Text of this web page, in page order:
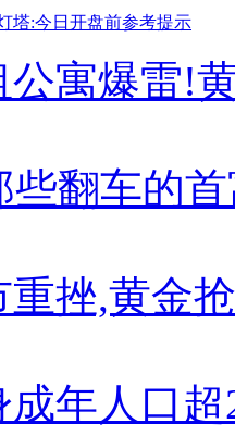
塔:今日开盘前参考提示
公寓爆雷!
些翻车的
重挫,黄金
成年人口超